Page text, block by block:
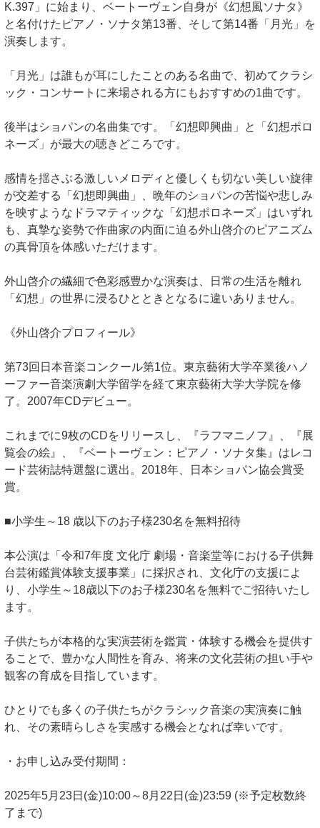
K.397」に始まり、ベートーヴェン自身が《幻想風ソナタ》
と名付けたピアノ・ソナタ第13番、そして第14番「月光」を
演奏します。
「月光」は誰もが耳にしたことのある名曲で、初めてクラシ
ック・コンサートに来場される方にもおすすめの1曲です。
後半はショパンの名曲集です。「幻想即興曲」と「幻想ポロ
ネーズ」が最大の聴きどころです。
感情を揺さぶる激しいメロディと優しくも切ない美しい旋律
が交差する「幻想即興曲」、晩年のショパンの苦悩や悲しみ
を映すようなドラマティックな「幻想ポロネーズ」はいずれ
も、真摯な姿勢で作曲家の内面に迫る外山啓介のピアニズム
の真骨頂を体感いただけます。
外山啓介の繊細で色彩感豊かな演奏は、日常の生活を離れ
「幻想」の世界に浸るひとときとなるに違いありません。
《外山啓介プロフィール》
第73回日本音楽コンクール第1位。東京藝術大学卒業後ハノ
ーファー音楽演劇大学留学を経て東京藝術大学大学院を修
了。2007年CDデビュー。
これまでに9枚のCDをリリースし、『ラフマニノフ』、『展
覧会の絵』、『ベートーヴェン：ピアノ・ソナタ集』はレコ
ード芸術誌特選盤に選出。2018年、日本ショパン協会賞受
賞。
■小学生～18 歳以下のお子様230名を無料招待
本公演は「令和7年度 文化庁 劇場・音楽堂等における子供舞
台芸術鑑賞体験支援事業」に採択され、文化庁の支援によ
り、小学生～18歳以下のお子様230名を無料でご招待いたし
ます。
子供たちが本格的な実演芸術を鑑賞・体験する機会を提供す
ることで、豊かな人間性を育み、将来の文化芸術の担い手や
観客の育成を目指しています。
ひとりでも多くの子供たちがクラシック音楽の実演奏に触
れ、その素晴らしさを実感する機会となれば幸いです。
・お申し込み受付期間：
2025年5月23日(金)10:00～8月22日(金)23:59 (※予定枚数終
了まで)